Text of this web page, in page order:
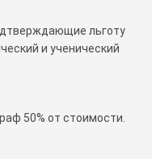
льготу
и ученический
50% от стоимости.